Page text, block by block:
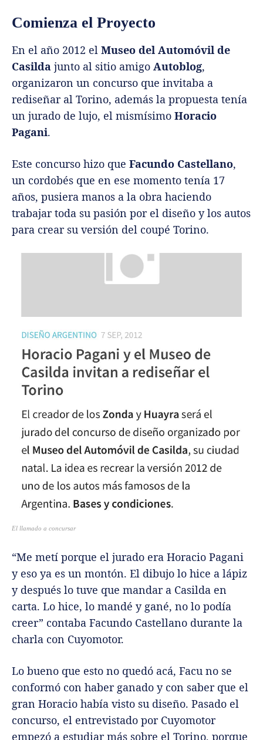
Comienza el Proyecto
En el año 2012 el Museo del Automóvil de
Casilda junto al sitio amigo Autoblog,
organizaron un concurso que invitaba a
rediseñar al Torino, además la propuesta tenía
un jurado de lujo, el mismísimo Horacio
Pagani.
Este concurso hizo que Facundo Castellano,
un cordobés que en ese momento tenía 17
años, pusiera manos a la obra haciendo
trabajar toda su pasión por el diseño y los autos
para crear su versión del coupé Torino.
El llamado a concursar
“Me metí porque el jurado era Horacio Pagani
y eso ya es un montón. El dibujo lo hice a lápiz
y después lo tuve que mandar a Casilda en
carta. Lo hice, lo mandé y gané, no lo podía
creer” contaba Facundo Castellano durante la
charla con Cuyomotor.
Lo bueno que esto no quedó acá, Facu no se
conformó con haber ganado y con saber que el
gran Horacio había visto su diseño. Pasado el
concurso, el entrevistado por Cuyomotor
empezó a estudiar más sobre el Torino, porque